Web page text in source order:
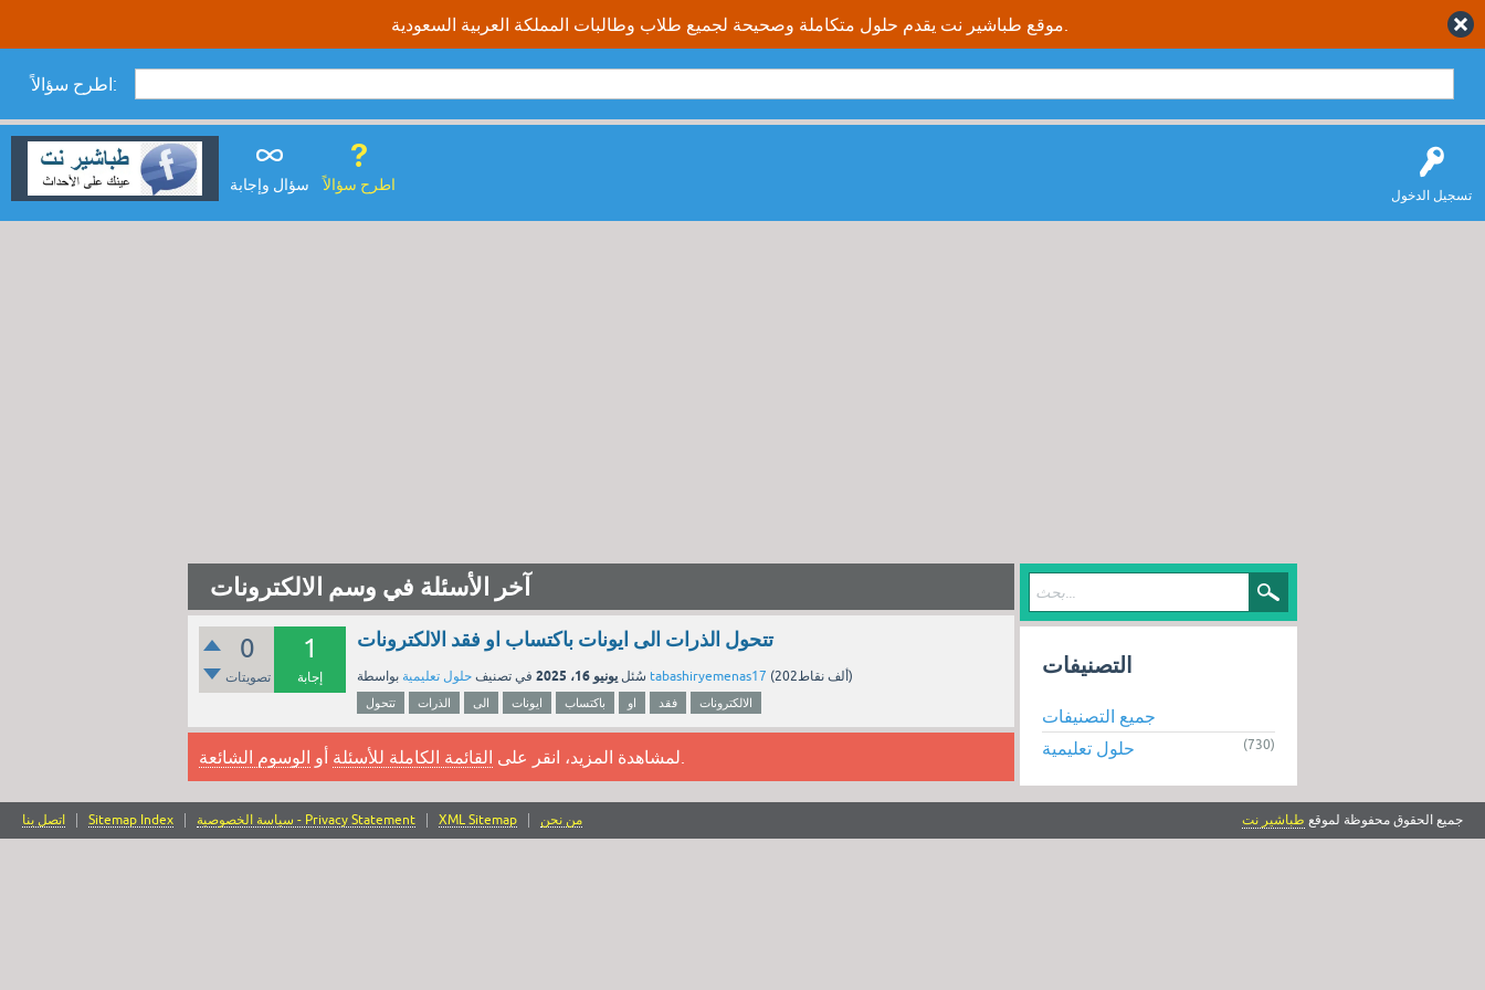
اطرح سؤالاً:
تسجيل الدخول
سؤال وإجابة اطرح سؤالاً
آخر الأسئلة في وسم الالكترونات
0
تصويتات
1
إجابة
تتحول الذرات الى ايونات باكتساب او فقد الالكترونات
سُئل يونيو 16، 2025 في تصنيف حلول تعليمية tabashiryemenas17 ( 202ألف نقاط)
تتحول الذرات الى ايونات باكتساب او فقد الالكترونات
لمشاهدة المزيد، انقر على القائمة الكاملة للأسئلة أو الوسوم الشائعة
التصنيفات
جميع التصنيفات
حلول تعليمية
(730)
اتصل بنا Sitemap Index سياسة الخصوصية - Privacy Statement XML Sitemap من نحن جميع الحقوق محفوظة لموقع طباشير نت